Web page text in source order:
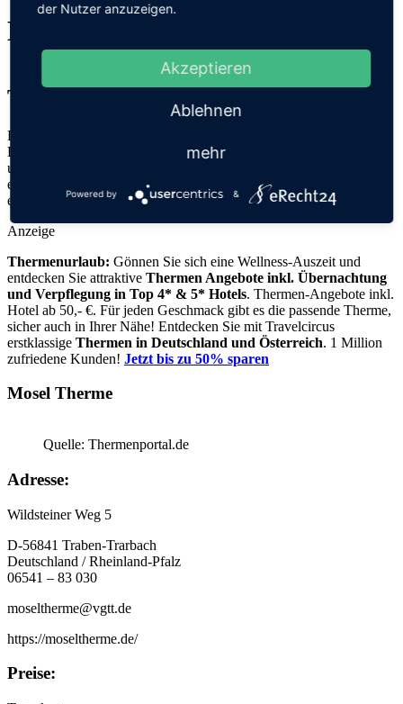
Mosel Therme
Traben-Trarbach
Die Mosel-Therme in Traben-Trarbach bietet ihren Besuchern ein
Erlebnisbad, ein Thermalbad und eine Saunawelt mit drei Saunen
und einem Dampfbad. Das Thermalbecken speist sich aus der
eigenen Thermalquelle. Ein Wellness- und Physiotherapiebereich
ergänzen das Angebot.
Anzeige
Thermenurlaub: Gönnen Sie sich eine Wellness-Auszeit und
entdecken Sie attraktive Thermen Angebote inkl. Übernachtung
und Verpflegung in Top 4* & 5* Hotels. Thermen-Angebote inkl.
Hotel ab 50,- €. Für jeden Geschmack gibt es die passende Therme,
sicher auch in Ihrer Nähe! Entdecken Sie mit Travelcircus
erstklassige Thermen in Deutschland und Österreich. 1 Million
zufriedene Kunden! Jetzt bis zu 50% sparen
Mosel Therme
Quelle: Thermenportal.de
Adresse:
Wildsteiner Weg 5
D-56841 Traben-Trarbach
Deutschland / Rheinland-Pfalz
06541 – 83 030
moseltherme@vgtt.de
https://moseltherme.de/
Preise:
der Nutzer anzuzeigen.
Akzeptieren
Ablehnen
mehr
Powered by &